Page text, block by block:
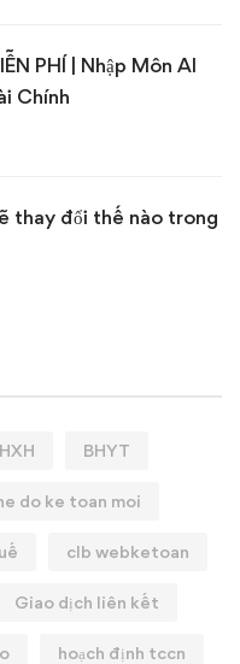
PHÍ | Nhập Môn AI
Chính
thay đổi thế nào trong
BHYT
do ke toan moi
clb webketoan
Giao dịch liên kết
hoạch định tccn